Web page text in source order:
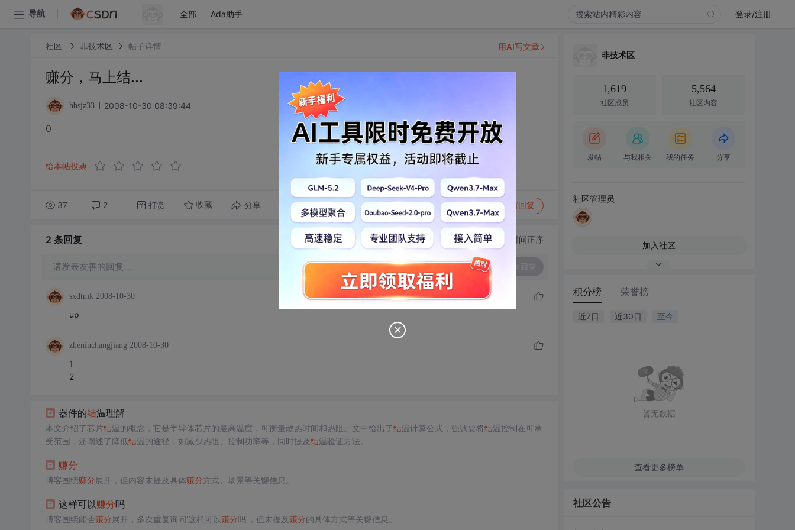
导航 全部 Ada助手 登录/注册
社区 非技术区 帖子详情
赚分，马上结...
hbsjz33 2008-10-30 08:39:44
0
给本帖投票
37 2 打赏 收藏 分享 转发到动态 举报 写回复
用AI写文章
2 条回复 切换为时间正序
请发表友善的回复…
sxdtmk 2008-10-30
up
zheninchangjiang 2008-10-30
1
2
器件的结温理解
本文介绍了芯片结温的概念，它是半导体芯片的最高温度，可衡量散热时间和热阻。文中给出了结温计算公式，强调要将结温控制在可承
受范围，还阐述了降低结温的途径，如减少热阻、控制功率等，同时提及结温验证方法。
赚分
博客围绕赚分展开，但内容未提及具体赚分方式、场景等关键信息。
这样可以赚分吗
博客围绕能否赚分展开，多次重复询问‘这样可以赚分吗’，但未提及 赚分的具体方式等关键信息。
非技术区
1,619
社区成员
5,564
社区内容
发帖 与我相关 我的任务 分享
社区管理员
加入社区
积分榜 荣誉榜
近7日 近30日 至今
暂无数据
查看更多榜单
社区公告